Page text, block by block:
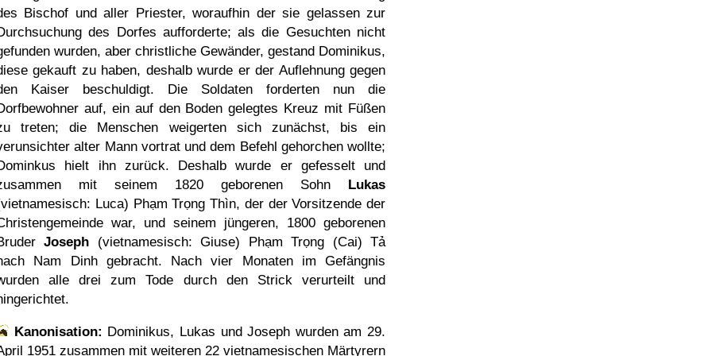
Bischof und aller Priester, woraufhin der sie gelassen zur
des Dorfes aufforderte; als die Gesuchten nicht
wurden, aber christliche Gewänder, gestand Dominikus,
gekauft zu haben, deshalb wurde er der Auflehnung gegen
Kaiser beschuldigt. Die Soldaten forderten nun die
auf, ein auf den Boden gelegtes Kreuz mit Füßen
treten; die Menschen weigerten sich zunächst, bis ein
alter Mann vortrat und dem Befehl gehorchen wollte;
hielt ihn zurück. Deshalb wurde er gefesselt und
mit seinem 1820 geborenen Sohn Lukas
Luca) Phạm Trọng Thìn, der der Vorsitzende der
war, und seinem jüngeren, 1800 geborenen
Joseph (vietnamesisch: Giuse) Phạm Trọng (Cai) Tả
Nam Dinh gebracht. Nach vier Monaten im Gefängnis
alle drei zum Tode durch den Strick verurteilt und
Kanonisation: Dominikus, Lukas und Joseph wurden am 29.
1951 zusammen mit weiteren 22 vietnamesischen Märtyrern